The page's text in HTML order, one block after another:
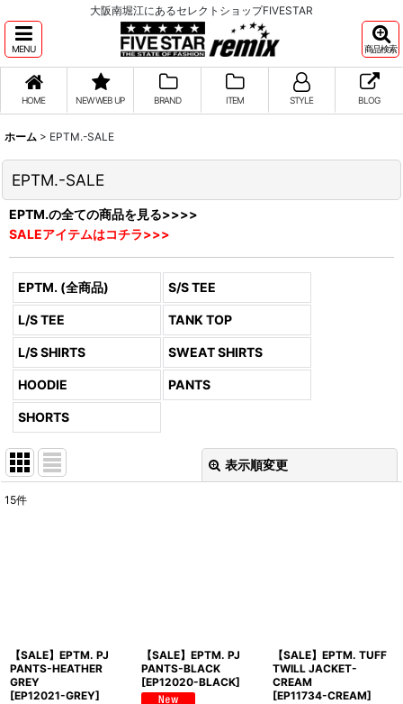
大阪南堀江にあるセレクトショップFIVESTAR
MENU 商品検索
HOME NEW WEB UP BRAND ITEM STYLE BLOG
ホーム > EPTM.-SALE
EPTM.-SALE
EPTM.の全ての商品を見る>>>>
SALEアイテムはコチラ>>>
EPTM. (全商品) S/S TEE
L/S TEE TANK TOP
L/S SHIRTS SWEAT SHIRTS
HOODIE PANTS
SHORTS
表示順変更
15件
【SALE】EPTM. PJ
PANTS-HEATHER
GREY
[EP12021-GREY]
【SALE】EPTM. PJ
PANTS-BLACK
[EP12020-BLACK]
【SALE】EPTM. TUFF
TWILL JACKET-
CREAM
[EP11734-CREAM]